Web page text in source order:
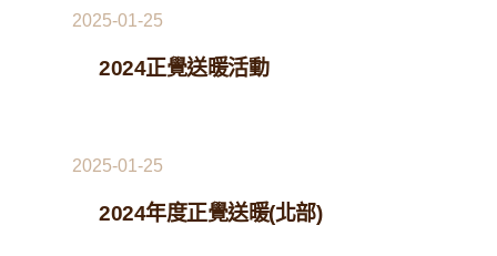
2025-01-25
2024正覺送暖活動
2025-01-25
2024年度正覺送暖(北部)